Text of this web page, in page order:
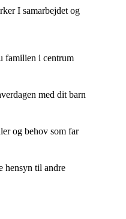
I samarbejdet og
familien i centrum
med dit barn
og behov som far
hensyn til andre